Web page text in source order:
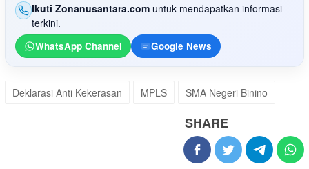
Ikuti Zonanusantara.com untuk mendapatkan informasi
terkini.
WhatsApp Channel Google News
Deklarasi Anti Kekerasan MPLS SMA Negeri Binino
SHARE